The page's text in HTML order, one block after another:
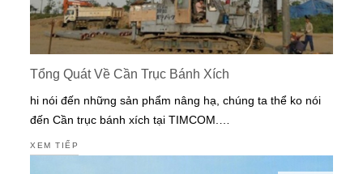
Tổng Quát Về Cần Trục Bánh Xích
hi nói đến những sản phẩm nâng hạ, chúng ta thể ko nói
đến Cần trục bánh xích tại TIMCOM.…
XEM TIẾP